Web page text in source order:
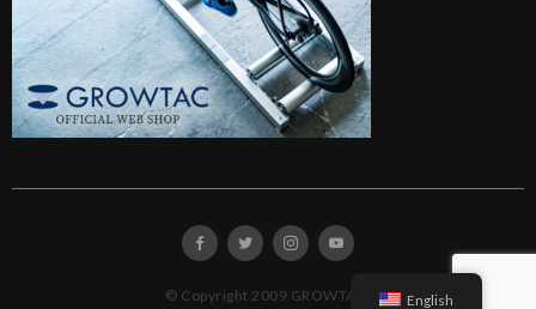
© Copyright 2009 GROWTAC. English